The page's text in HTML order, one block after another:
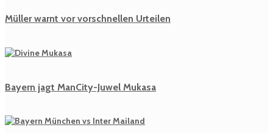
Müller warnt vor vorschnellen Urteilen
Bayern jagt ManCity-Juwel Mukasa